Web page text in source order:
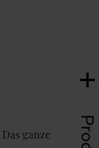
Das ganze